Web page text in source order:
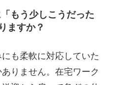
もう少しこうだった
ますか？
も柔軟に対応していた
りません。在宅ワーク